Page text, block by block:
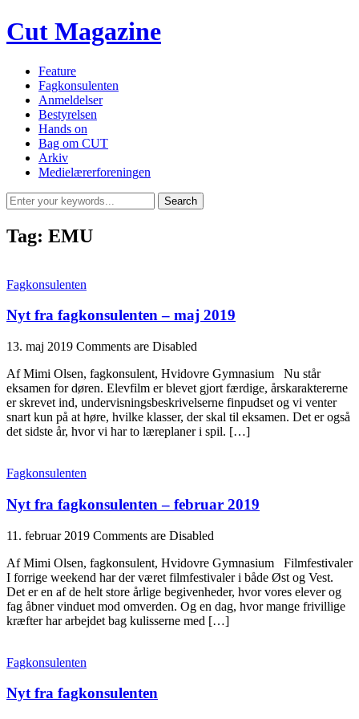
Cut Magazine
Feature
Fagkonsulenten
Anmeldelser
Bestyrelsen
Hands on
Bag om CUT
Arkiv
Medielærerforeningen
Tag: EMU
Fagkonsulenten
Nyt fra fagkonsulenten – maj 2019
13. maj 2019 Comments are Disabled
Af Mimi Olsen, fagkonsulent, Hvidovre Gymnasium Nu står
eksamen for døren. Elevfilm er blevet gjort færdige, årskaraktererne
er skrevet ind, undervisningsbeskrivelserne finpudset og vi venter
snart kun på at høre, hvilke klasser, der skal til eksamen. Det er også
det sidste år, hvor vi har to læreplaner i spil. […]
Fagkonsulenten
Nyt fra fagkonsulenten – februar 2019
11. februar 2019 Comments are Disabled
Af Mimi Olsen, fagkonsulent, Hvidovre Gymnasium Filmfestivaler
I forrige weekend har der været filmfestivaler i både Øst og Vest.
Det er en af de helt store årlige begivenheder, hvor vores elever og
fag åbner vinduet mod omverden. Og en dag, hvor mange frivillige
kræfter har arbejdet bag kulisserne med […]
Fagkonsulenten
Nyt fra fagkonsulenten